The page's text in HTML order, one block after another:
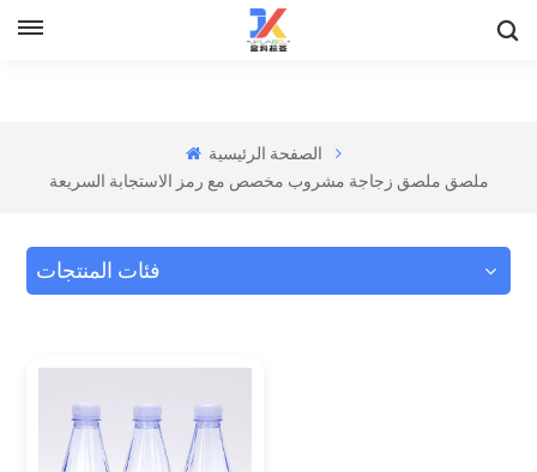
الصفحة الرئيسية
ملصق ملصق زجاجة مشروب مخصص مع رمز الاستجابة السريعة
فئات المنتجات